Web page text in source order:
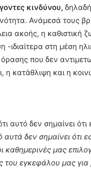
κινδύνου,
Ανάμεσά τους
ακοής, η καθιστική
-ιδιαίτερα στη μέση
που δεν
η κατάθλιψη και η
αυτό δεν σημαίνει
αυτά δεν σημαίνει
καθημερινές μας
του εγκεφάλου μας